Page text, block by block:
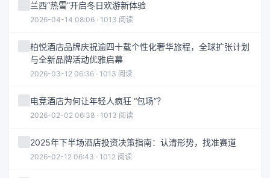
兰西“热雪”开启冬日欢游新体验
2026-04-14 08:06 · 1013 阅读
柏悦酒店品牌庆祝逾四十载个性化奢华旅程，全球扩张计划
与全新品牌活动优雅启幕
2026-03-12 06:36 · 1013 阅读
电竞酒店为何让年轻人疯狂 “包场”？
2026-02-02 06:38 · 1013 阅读
2025年下半场酒店投资决策指南：认清形势，找准赛道
2026-02-12 06:43 · 1012 阅读